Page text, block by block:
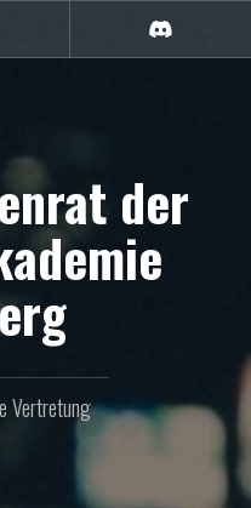
der
Vertretung